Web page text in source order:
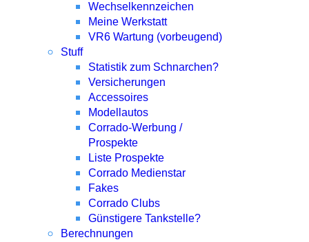
Wechselkennzeichen
Meine Werkstatt
VR6 Wartung (vorbeugend)
Stuff
Statistik zum Schnarchen?
Versicherungen
Accessoires
Modellautos
Corrado-Werbung /
Prospekte
Liste Prospekte
Corrado Medienstar
Fakes
Corrado Clubs
Günstigere Tankstelle?
Berechnungen